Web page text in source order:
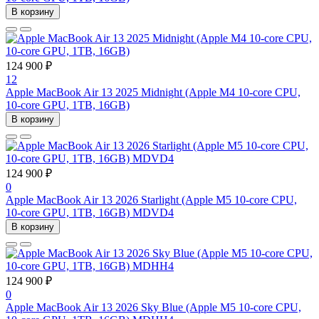
В корзину
124 900 ₽
12
Apple MacBook Air 13 2025 Midnight (Apple M4 10-core CPU,
10-core GPU, 1TB, 16GB)
В корзину
124 900 ₽
0
Apple MacBook Air 13 2026 Starlight (Apple M5 10-core CPU,
10-core GPU, 1TB, 16GB) MDVD4
В корзину
124 900 ₽
0
Apple MacBook Air 13 2026 Sky Blue (Apple M5 10-core CPU,